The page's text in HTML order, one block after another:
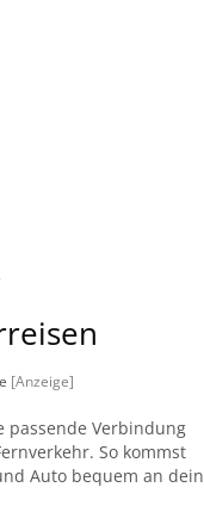
[Anzeige]
passende Verbindung
So kommst
Auto bequem an dein